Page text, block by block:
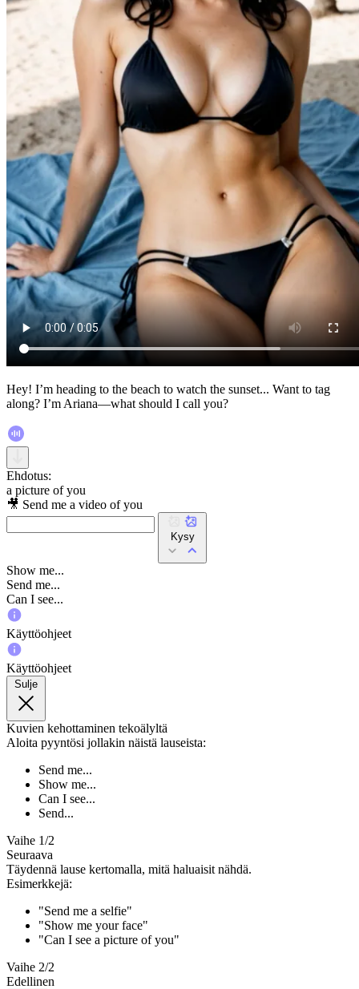
Hey! I’m heading to the beach to watch the sunset... Want to tag
along? I’m Ariana—what should I call you?
Ehdotus:
a picture of you
🎥 Send me a video of you
Kysy
Show me...
Send me...
Can I see...
Käyttöohjeet
Käyttöohjeet
Sulje
Kuvien kehottaminen tekoälyltä
Aloita pyyntösi jollakin näistä lauseista:
Send me...
Show me...
Can I see...
Send...
Vaihe 1/2
Seuraava
Täydennä lause kertomalla, mitä haluaisit nähdä.
Esimerkkejä:
"Send me a selfie"
"Show me your face"
"Can I see a picture of you"
Vaihe 2/2
Edellinen